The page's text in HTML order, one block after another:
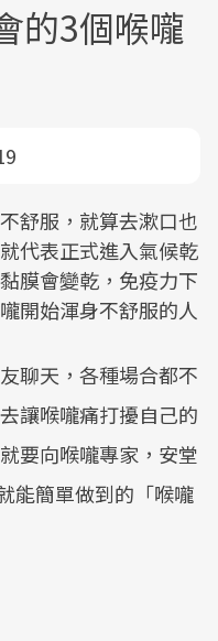
的3個喉嚨
舒服，就算去漱口也
代表正式進入氣候乾
膜會變乾，免疫力下
開始渾身不舒服的人
聊天，各種場合都不
讓喉嚨痛打擾自己的
要向喉嚨專家，安堂
能簡單做到的「喉嚨